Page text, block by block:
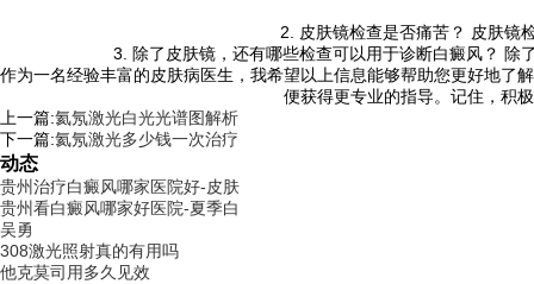
2. 皮肤镜检查是否痛苦？ 皮肤镜
3. 除了皮肤镜，还有哪些检查可以用于诊断白癜风？ 除
作为一名经验丰富的皮肤病医生，我希望以上信息能够帮助您更好地了
便获得更专业的指导。记住，积
上一篇:氦氖激光白光光谱图解析
下一篇:氦氖激光多少钱一次治疗
动态
贵州治疗白癜风哪家医院好-皮肤
贵州看白癜风哪家好医院-夏季白
吴勇
308激光照射真的有用吗
他克莫司用多久见效